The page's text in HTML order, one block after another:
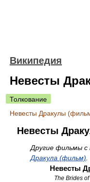
Википедия
Невесты
Толкование
Невесты Дракулы
Невесты
Другие фильмы с
Дракула (фильм)
Невесты
The Brides